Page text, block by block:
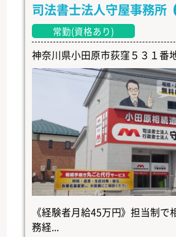
司法書士法人守屋事務所
常勤(資格あり)
神奈川県小田原市荻窪５３１番
《経験者月給45万円》担当制で
務経...